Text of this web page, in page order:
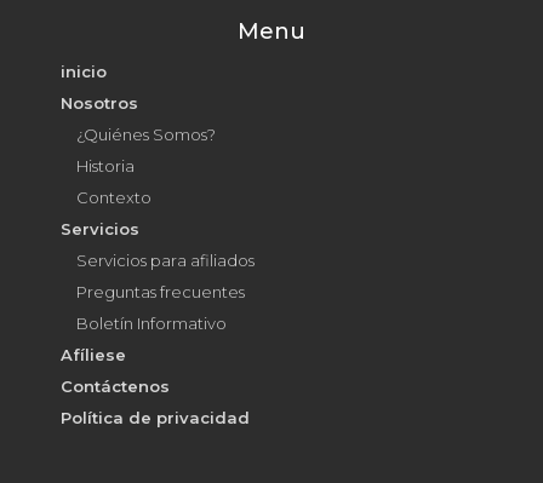
Menu
inicio
Nosotros
¿Quiénes Somos?
Historia
Contexto
Servicios
Servicios para afiliados
Preguntas frecuentes
Boletín Informativo
Afíliese
Contáctenos
Política de privacidad